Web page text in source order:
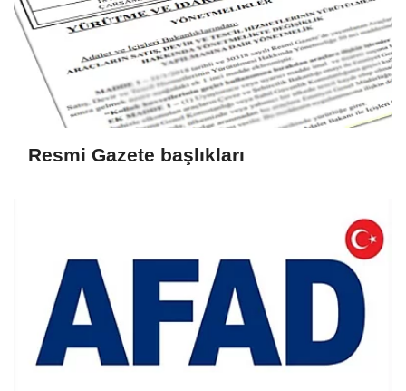
Resmi Gazete başlıkları